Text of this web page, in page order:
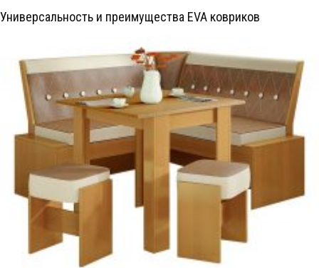
Универсальность и преимущества EVA ковриков